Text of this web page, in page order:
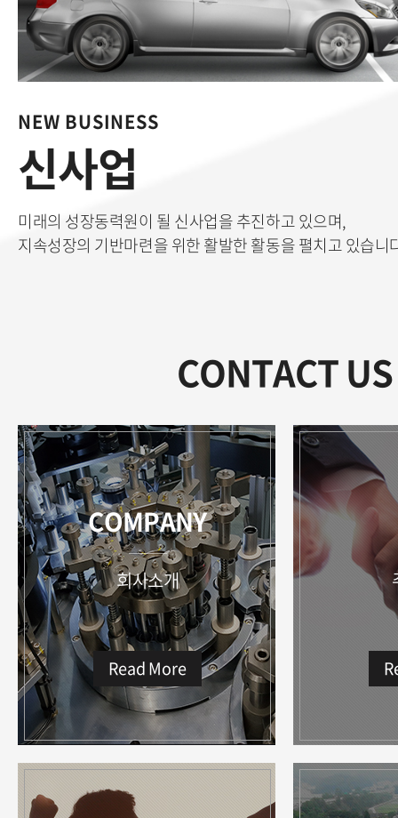
NEW BUSINESS
신사업
미래의 성장동력원이 될 신사업을 추진하고 있으며,
지속성장의 기반마련을 위한 활발한 활동을 펼치고 있습니
CONTACT US
COMPANY
회사소개
Read More